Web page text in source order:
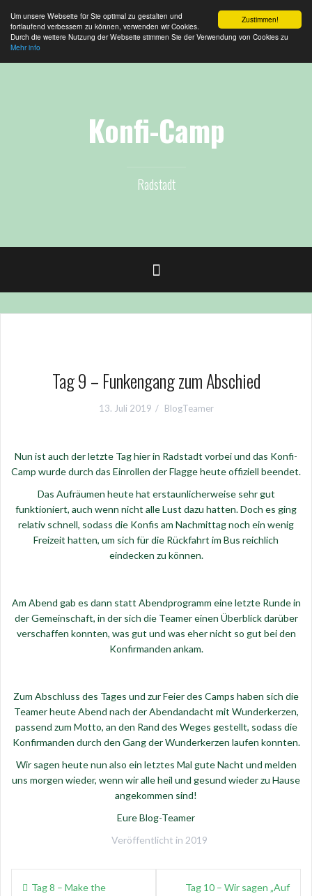
Zustimmen!
Um unsere Webseite für Sie optimal zu gestalten und
fortlaufend verbessern zu können, verwenden wir Cookies.
Durch die weitere Nutzung der Webseite stimmen Sie der Verwendung von Cookies zu
Mehr info
Zum
Konfi-Camp
Radstadt
Tag 9 – Funkengang zum Abschied
13. Juli 2019 BlogTeamer
Nun ist auch der letzte Tag hier in Radstadt vorbei und das Konfi-
Camp wurde durch das Einrollen der Flagge heute offiziell beendet.
Das Aufräumen heute hat erstaunlicherweise sehr gut
funktioniert, auch wenn nicht alle Lust dazu hatten. Doch es ging
relativ schnell, sodass die Konfis am Nachmittag noch ein wenig
Freizeit hatten, um sich für die Rückfahrt im Bus reichlich
eindecken zu können.
Am Abend gab es dann statt Abendprogramm eine letzte Runde in
der Gemeinschaft, in der sich die Teamer einen Überblick darüber
verschaffen konnten, was gut und was eher nicht so gut bei den
Konfirmanden ankam.
Zum Abschluss des Tages und zur Feier des Camps haben sich die
Teamer heute Abend nach der Abendandacht mit Wunderkerzen,
passend zum Motto, an den Rand des Weges gestellt, sodass die
Konfirmanden durch den Gang der Wunderkerzen laufen konnten.
Wir sagen heute nun also ein letztes Mal gute Nacht und melden
uns morgen wieder, wenn wir alle heil und gesund wieder zu Hause
angekommen sind!
Eure Blog-Teamer
Veröffentlicht in 2019
Beitragsnavigation
Tag 8 – Make the
Tag 10 – Wir sagen „Auf